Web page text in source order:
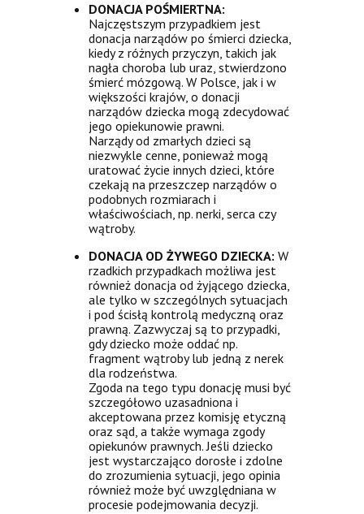
DONACJA POŚMIERTNA:
Najczęstszym przypadkiem jest
donacja narządów po śmierci dziecka,
kiedy z różnych przyczyn, takich jak
nagła choroba lub uraz, stwierdzono
śmierć mózgową. W Polsce, jak i w
większości krajów, o donacji
narządów dziecka mogą zdecydować
jego opiekunowie prawni.
Narządy od zmarłych dzieci są
niezwykle cenne, ponieważ mogą
uratować życie innych dzieci, które
czekają na przeszczep narządów o
podobnych rozmiarach i
właściwościach, np. nerki, serca czy
wątroby.
DONACJA OD ŻYWEGO DZIECKA: W
rzadkich przypadkach możliwa jest
również donacja od żyjącego dziecka,
ale tylko w szczególnych sytuacjach
i pod ścisłą kontrolą medyczną oraz
prawną. Zazwyczaj są to przypadki,
gdy dziecko może oddać np.
fragment wątroby lub jedną z nerek
dla rodzeństwa.
Zgoda na tego typu donację musi być
szczegółowo uzasadniona i
akceptowana przez komisję etyczną
oraz sąd, a także wymaga zgody
opiekunów prawnych. Jeśli dziecko
jest wystarczająco dorosłe i zdolne
do zrozumienia sytuacji, jego opinia
również może być uwzględniana w
procesie podejmowania decyzji.